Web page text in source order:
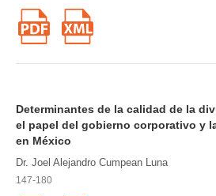
Determinantes de la calidad de la
el papel del gobierno corporativo y
en México
Dr. Joel Alejandro Cumpean Luna
147-180